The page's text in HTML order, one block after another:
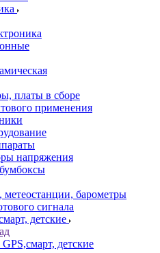
платы в сборе
применения
напряжения
барометры
сигнала
детские
детские